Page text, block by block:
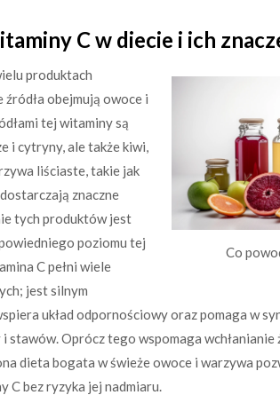
C w diecie i ich
Co
produktach
obejmują owoce i
tej witaminy są
i cytryny, ale także kiwi,
liściaste, takie jak
znaczne
tych produktów jest
poziomu tej
C pełni wiele
jest silnym
układ odpornościowy oraz pomaga w
stawów. Oprócz tego wspomaga wchłanianie
dieta bogata w świeże owoce i warzywa
bez ryzyka jej nadmiaru.